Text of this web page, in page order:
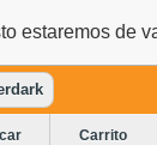
estaremos de
Carrito